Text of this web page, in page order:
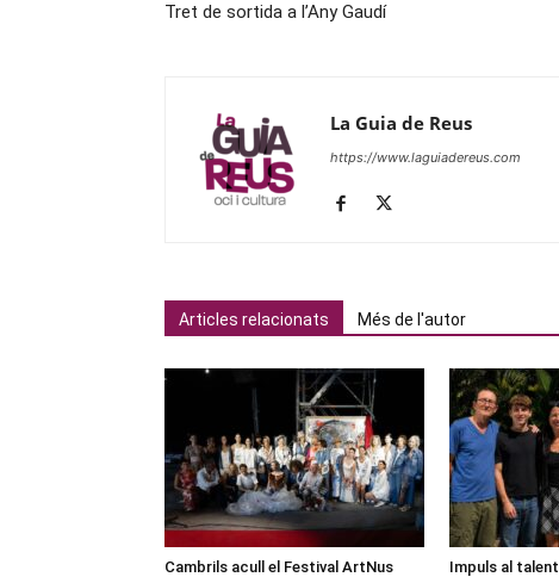
Tret de sortida a l’Any Gaudí
La Guia de Reus
https://www.laguiadereus.com
Articles relacionats Més de l'autor
Cambrils acull el Festival ArtNus
Impuls al